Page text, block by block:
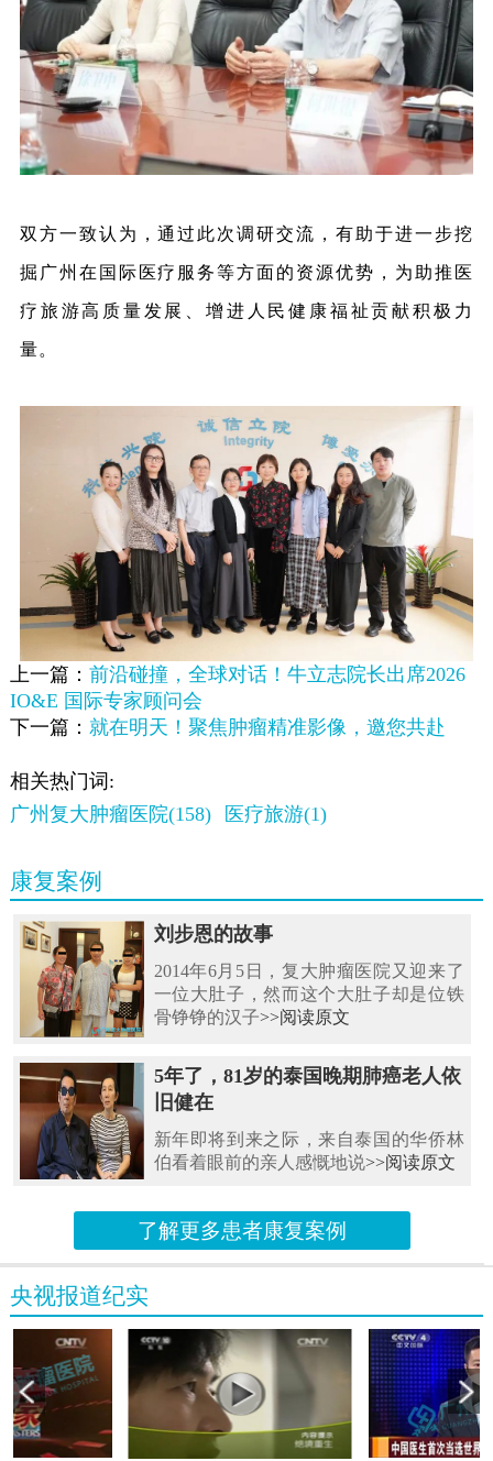
双方一致认为，通过此次调研交流，有助于进一步挖
掘广州在国际医疗服务等方面的资源优势，为助推医
疗旅游高质量发展、增进人民健康福祉贡献积极力
量。
上一篇： 前沿碰撞，全球对话！牛立志院长出席2026
IO&E 国际专家顾问会
下一篇： 就在明天！聚焦肿瘤精准影像，邀您共赴
相关热门词:
广州复大肿瘤医院(158)
医疗旅游(1)
康复案例
刘步恩的故事
2014年6月5日，复大肿瘤医院又迎来了
一位大肚子，然而这个大肚子却是位铁
骨铮铮的汉子>>阅读原文
5年了，81岁的泰国晚期肺癌老人依
旧健在
新年即将到来之际，来自泰国的华侨林
伯看着眼前的亲人感慨地说>>阅读原文
了解更多患者康复案例
央视报道纪实